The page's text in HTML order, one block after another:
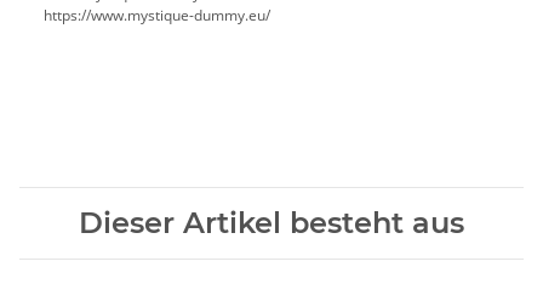
https://www.mystique-dummy.eu/
Dieser Artikel besteht aus